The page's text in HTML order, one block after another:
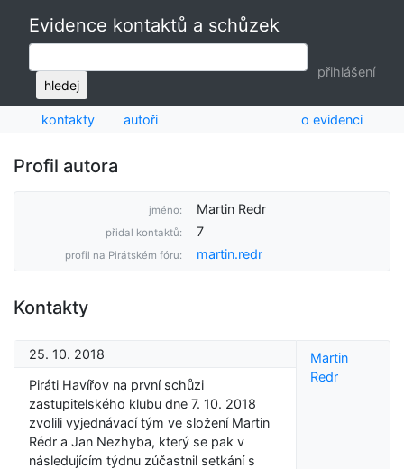
Evidence kontaktů a schůzek
hledej
přihlášení
kontakty autoři o evidenci
Profil autora
jméno: Martin Redr
přidal kontaktů: 7
profil na Pirátském fóru: martin.redr
Kontakty
25. 10. 2018
Piráti Havířov na první schůzi
zastupitelského klubu dne 7. 10. 2018
zvolili vyjednávací tým ve složení Martin
Rédr a Jan Nezhyba, který se pak v
následujícím týdnu zúčastnil setkání s
Martin
Redr